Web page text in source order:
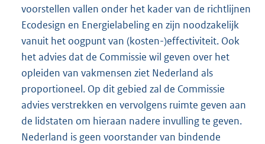
voorstellen vallen onder het kader van de richtlijnen
Ecodesign en Energielabeling en zijn noodzakelijk
vanuit het oogpunt van (kosten-)effectiviteit. Ook
het advies dat de Commissie wil geven over het
opleiden van vakmensen ziet Nederland als
proportioneel. Op dit gebied zal de Commissie
advies verstrekken en vervolgens ruimte geven aan
de lidstaten om hieraan nadere invulling te geven.
Nederland is geen voorstander van bindende